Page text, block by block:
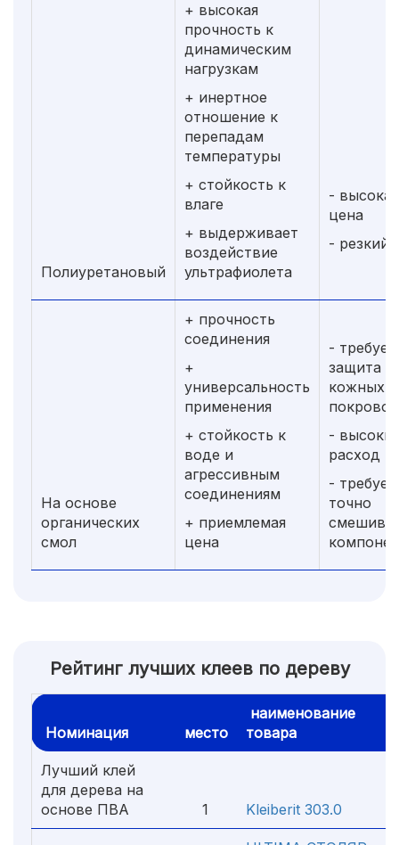
Полиуретановый
+ высокая
прочность к
динамическим
нагрузкам
+ инертное
отношение к
перепадам
температуры
+ стойкость к
влаге
+ выдерживает
воздействие
ультрафиолета
- высокая
цена
- резкий
На основе
органических
смол
+ прочность
соединения
+
универсальность
применения
+ стойкость к
воде и
агрессивным
соединениям
+ приемлемая
цена
-
защита
кожных
покровов
-
расход
-
точно
Рейтинг лучших клеев по дереву
Номинация место
наименование
товара
Лучший клей
для дерева на
основе ПВА
1 Kleiberit 303.0